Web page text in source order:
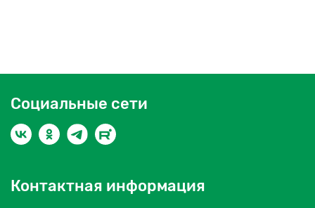
Социальные сети
Контактная информация